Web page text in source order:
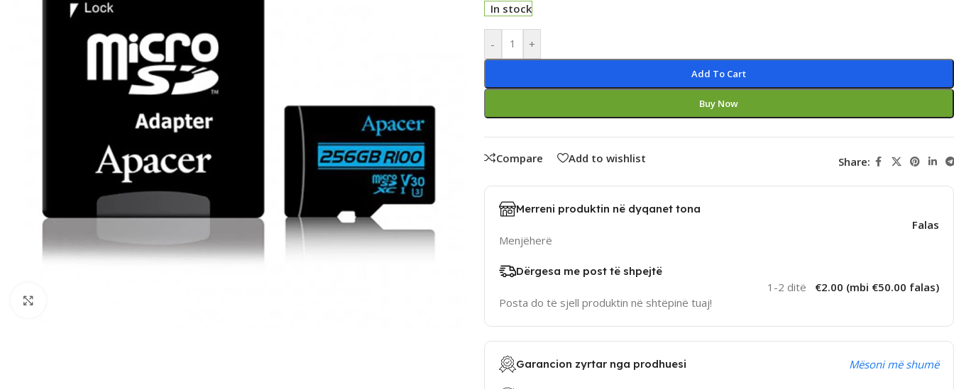
In stock
- +
Add To Cart
Buy Now
Alternative:
Compare Add to wishlist Share:
Merreni produktin në dyqanet tona
Menjëherë
Falas
Dërgesa me post të shpejtë
Posta do të sjell produktin në shtëpinë tuaj!
1-2 ditë €2.00 (mbi €50.00 falas)
Garancion zyrtar nga prodhuesi Mësoni më shumë